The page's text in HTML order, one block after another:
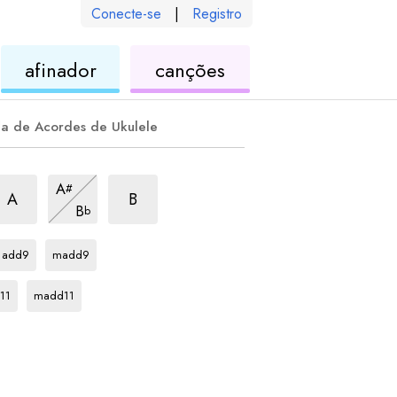
Conecte-se | Registro
afinadorukulelecanções
de Acordes de Ukulele
A
A#
acorde
Bb
sus2
B
F#
add9
madd9
madd11